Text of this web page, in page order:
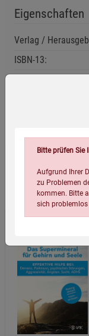
Eigenschaften
Verlag /
ISBN-13:
Wird
Bitte prüfen Sie
Aufgrund Ihrer
zu Problemen
kommen. Bitte
sich problemlos
Einstellungen